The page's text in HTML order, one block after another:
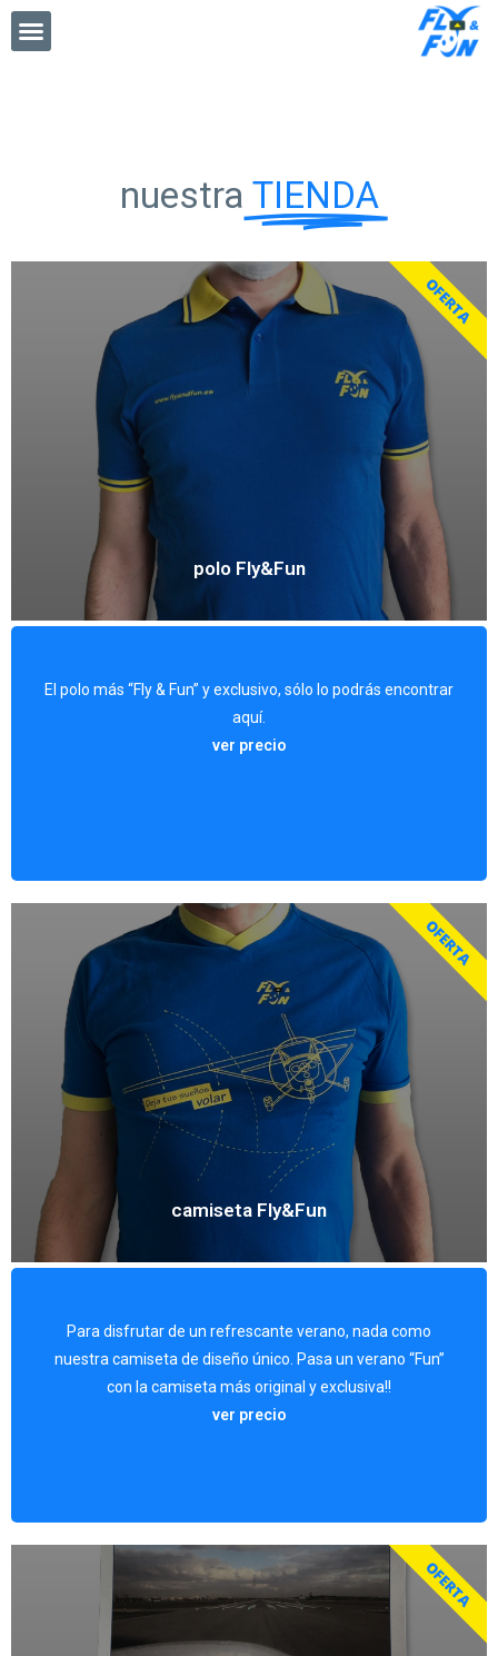
nuestra TIENDA
polo Fly&Fun
OFERTA
El polo más “Fly & Fun” y exclusivo, sólo lo podrás encontrar
aquí.
ver precio
Forma de pago: En efectivo y contra reembolso.
camiseta Fly&Fun
OFERTA
Para disfrutar de un refrescante verano, nada como
nuestra camiseta de diseño único. Pasa un verano “Fun”
con la camiseta más original y exclusiva!!
ver precio
Precio: 15 €.
Forma de pago: En efectivo y contra reembolso.
OFERTA